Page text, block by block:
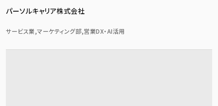
パーソルキャリア株式会社
サービス業,マーケティング部,営業DX・AI活用